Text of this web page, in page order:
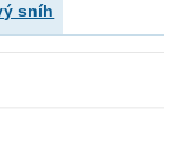
sníh